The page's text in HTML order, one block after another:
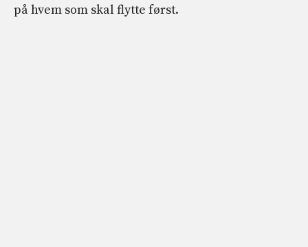
på hvem som skal flytte først.